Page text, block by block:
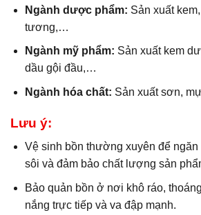
Ngành dược phẩm: Sản xuất
tương,…
Ngành mỹ phẩm: Sản xuất kem
dầu gội đầu,…
Ngành hóa chất: Sản xuất sơn,
Lưu ý:
Vệ sinh bồn thường xuyên để
sôi và đảm bảo chất lượng sản
Bảo quản bồn ở nơi khô ráo,
nắng trực tiếp và va đập mạnh.